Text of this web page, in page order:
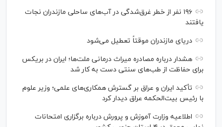
۱۹۶ نفر از خطر غرق‌شدگی در آب‌های ساحلی مازندران نجات
یافتند
دریای مازندران موقتاً تعطیل می‌شود
هشدار درباره مصادره میراث درمانی ملت‌ها؛ ایران در بریکس
برای حفاظت از طب‌های سنتی دست به کار شد
تأکید ایران و عراق بر گسترش همکاری‌های علمی؛ وزیر علوم
با رئیس بیت‌الحکمه عراق دیدار کرد
اطلاعیه وزارت آموزش و پرورش درباره برگزاری امتحانات